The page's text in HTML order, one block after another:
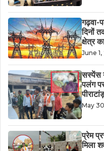
गढ़वा-
दिनों
क्षेत्र
June
सस्पेंस
पलंग
May
​प्रेम
मिला